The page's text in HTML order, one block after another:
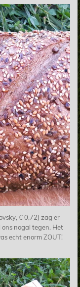
€ 0,72) zag er
nogal tegen. Het
echt enorm ZOUT!